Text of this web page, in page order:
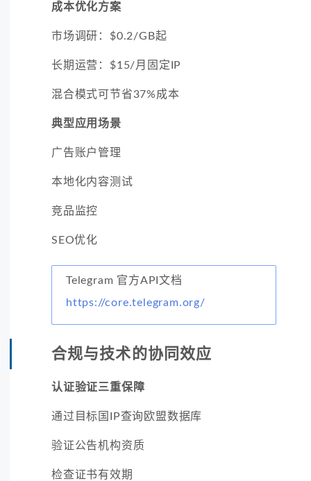
成本优化方案
市场调研：$0.2/GB起
长期运营：$15/月固定IP
混合模式可节省37%成本
典型应用场景
广告账户管理
本地化内容测试
竞品监控
SEO优化
Telegram 官方API文档
https://core.telegram.org/
合规与技术的协同效应
认证验证三重保障
通过目标国IP查询欧盟数据库
验证公告机构资质
检查证书有效期